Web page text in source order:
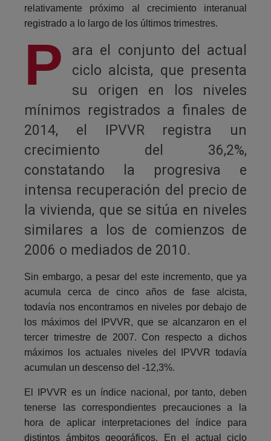
relativamente próximo al crecimiento interanual
registrado a lo largo de los últimos trimestres.
P
ara el conjunto del actual
ciclo alcista, que presenta
su origen en los niveles
mínimos registrados a finales de
2014, el IPVVR registra un
crecimiento del 36,2%,
constatando la progresiva e
intensa recuperación del precio de
la vivienda, que se sitúa en niveles
similares a los de comienzos de
2006 o mediados de 2010.
Sin embargo, a pesar del este incremento, que ya
acumula cerca de cinco años de fase alcista,
todavía nos encontramos en niveles por debajo de
los máximos del IPVVR, que se alcanzaron en el
tercer trimestre de 2007. Con respecto a dichos
máximos los actuales niveles del IPVVR todavía
acumulan un descenso del -12,3%.
El IPVVR es un índice nacional, por tanto, deben
tenerse las correspondientes precauciones a la
hora de aplicar interpretaciones del índice para
distintos ámbitos geográficos. En el actual ciclo